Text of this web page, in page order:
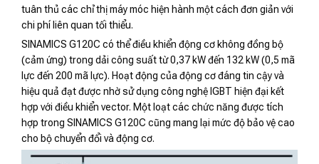
tuân thủ các chỉ thị máy móc hiện hành một cách đơn giản với
chi phí liên quan tối thiểu.
SINAMICS G120C có thể điều khiển động cơ không đồng bộ
(cảm ứng) trong dải công suất từ ​​0,37 kW đến 132 kW (0,5 mã
lực đến 200 mã lực). Hoạt động của động cơ đáng tin cậy và
hiệu quả đạt được nhờ sử dụng công nghệ IGBT hiện đại kết
hợp với điều khiển vector. Một loạt các chức năng được tích
hợp trong SINAMICS G120C cũng mang lại mức độ bảo vệ cao
cho bộ chuyển đổi và động cơ.